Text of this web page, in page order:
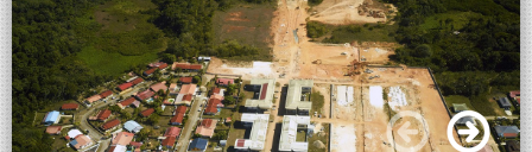
Liens
Offres d'emploi
Politique de la Ville